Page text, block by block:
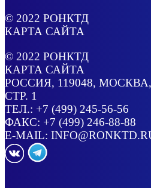
© 2022 РОНКТД
КАРТА САЙТА
© 2022 РОНКТД
КАРТА САЙТА
РОССИЯ, 119048, МОСКВА,
СТР. 1
ТЕЛ.: +7 (499) 245-56-56
ФАКС: +7 (499) 246-88-88
E-MAIL: